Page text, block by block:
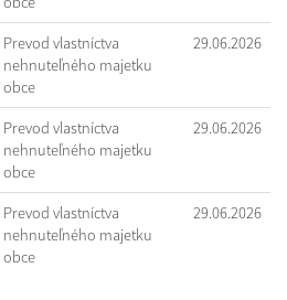
Prevod vlastníctva
nehnuteľného majetku
obce
29.06.2026
Prevod vlastníctva
nehnuteľného majetku
obce
29.06.2026
Prevod vlastníctva
nehnuteľného majetku
obce
29.06.2026